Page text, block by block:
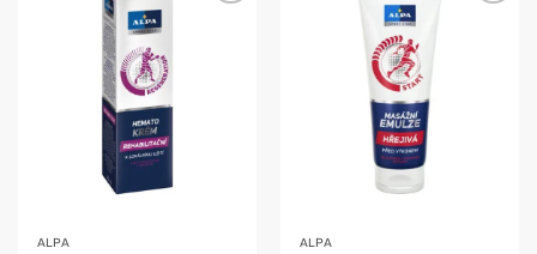
ALPA ALPA